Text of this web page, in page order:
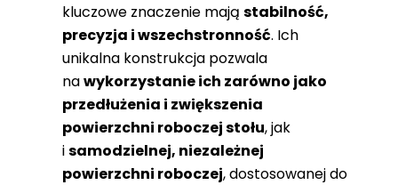
kluczowe znaczenie mająstabilność,
precyzja i wszechstronność. Ich
unikalna konstrukcja pozwala
nawykorzystanie ich zarówno jako
przedłużenia i zwiększenia
powierzchni roboczej stołu, jak
isamodzielnej, niezależnej
powierzchni roboczej, dostosowanej do